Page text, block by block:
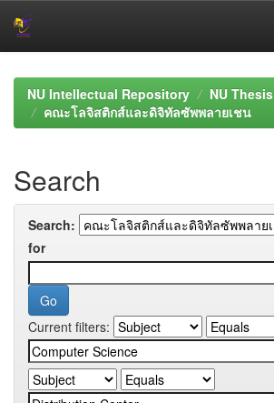
navigationNU Intellectual Repository
NU Thesis
คณะโลจิสติกส์และดิจิทัลซัพพลายเชน
Search
Search:
for
Current filters: